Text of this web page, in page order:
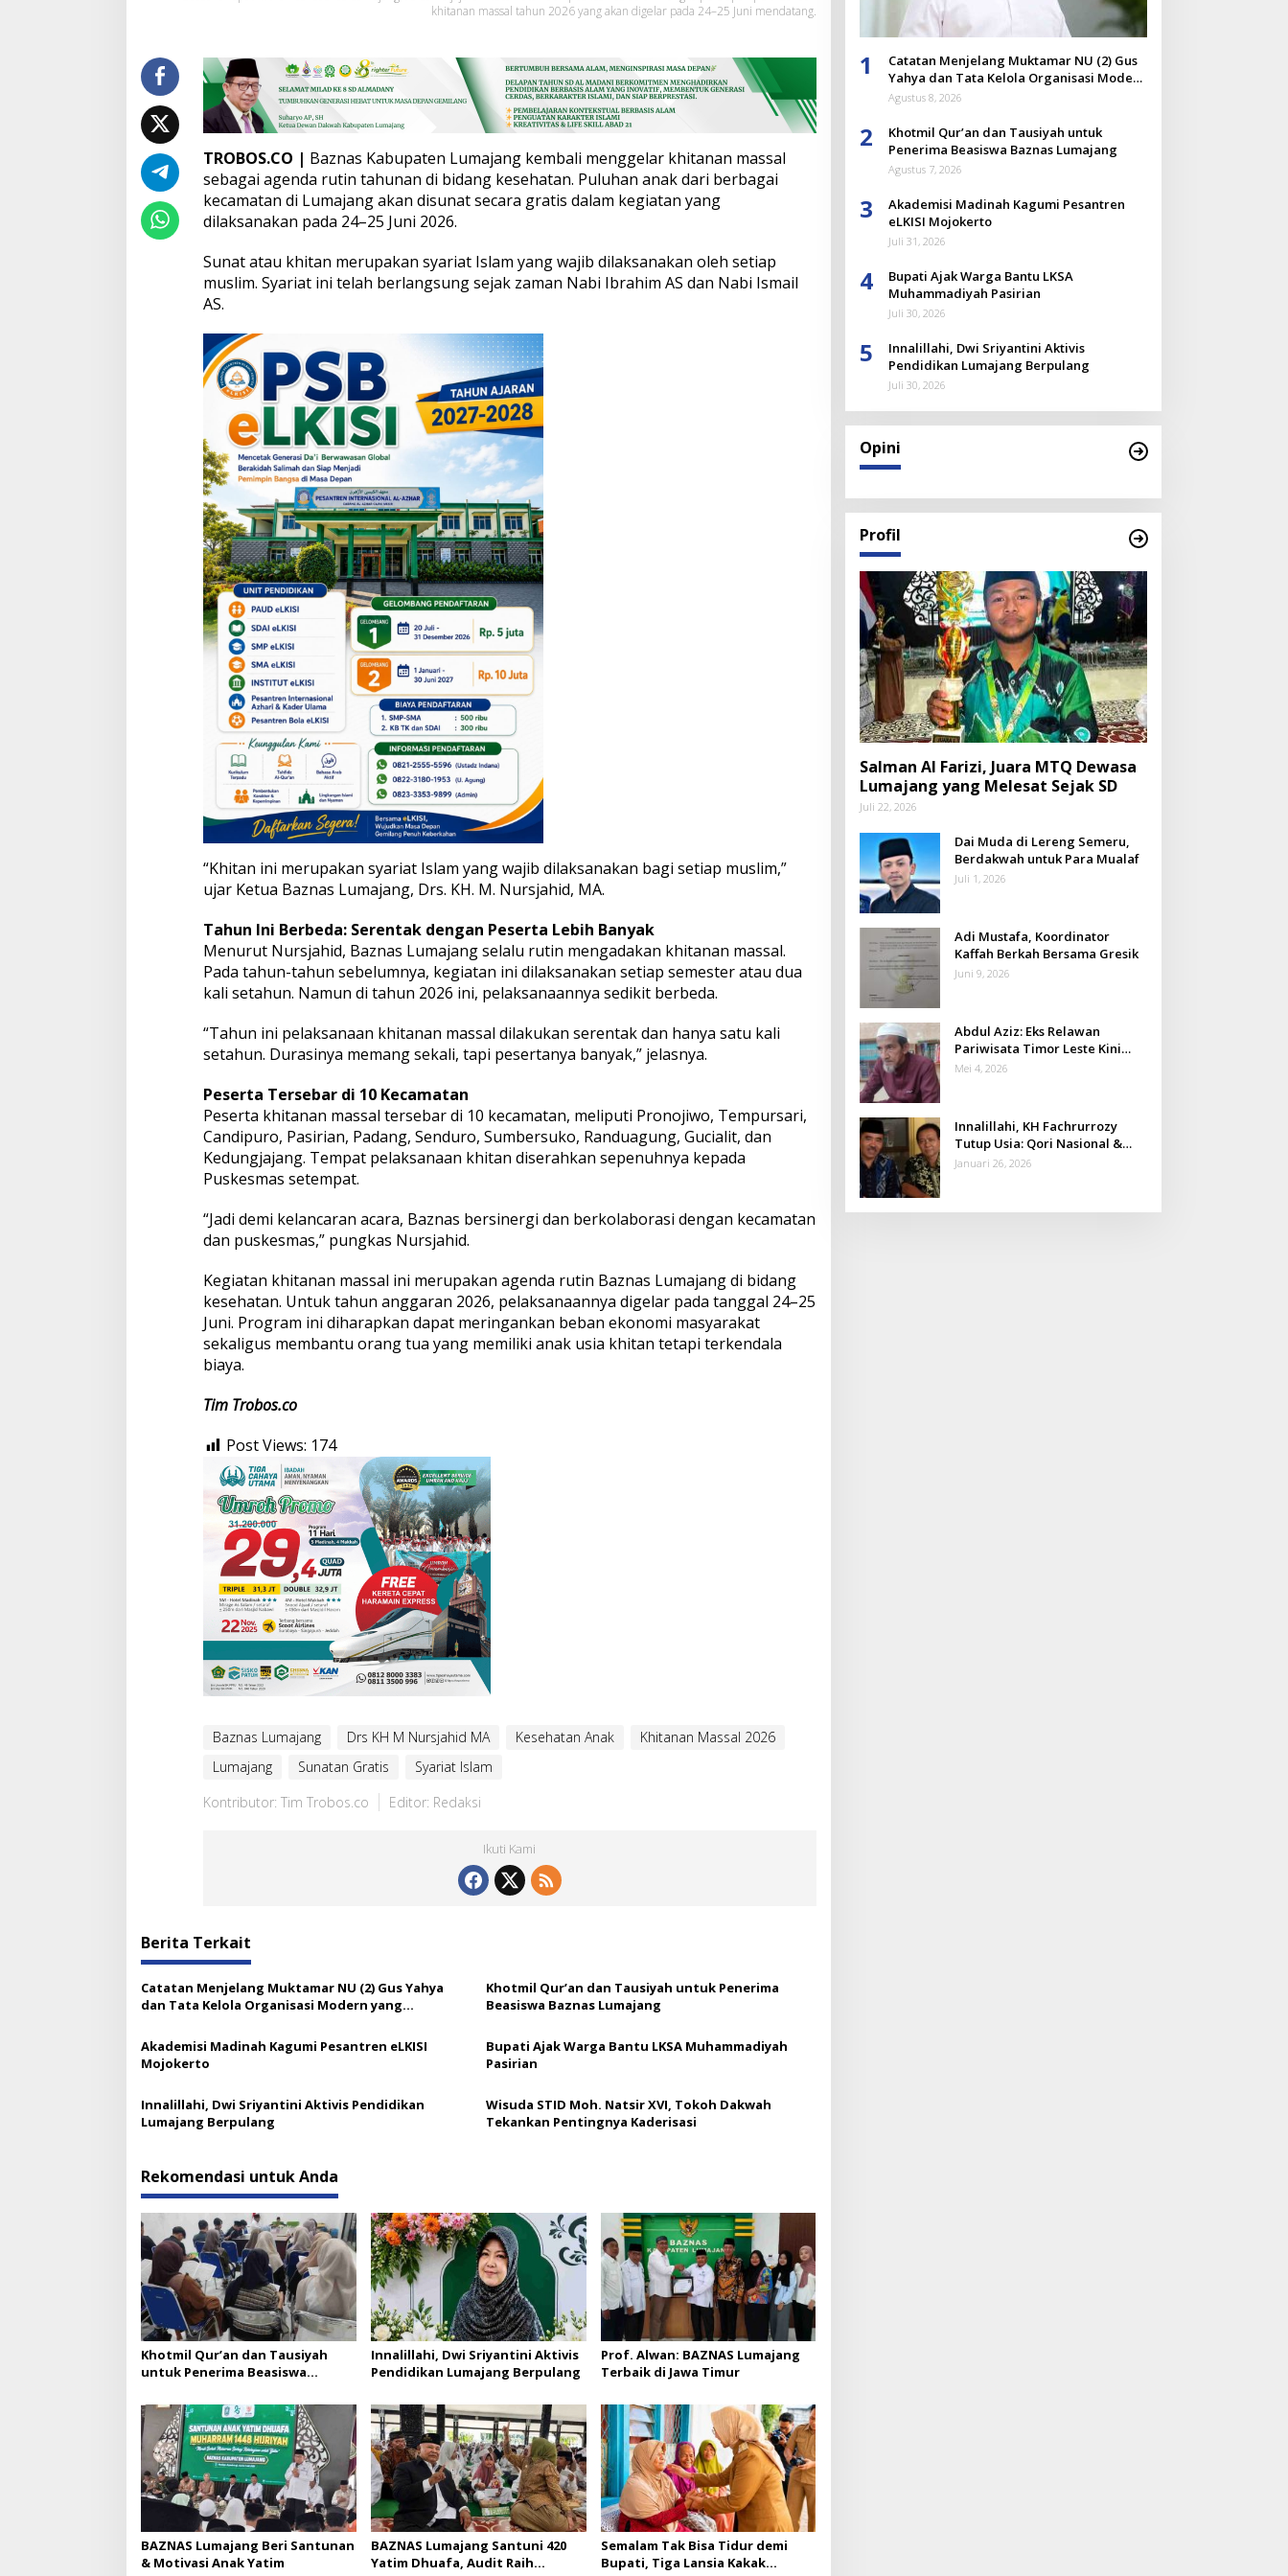
n
a
k
S
i
p
D
i
u
n
a
r
a
t
i
s
khitanan massal tahun 2026 yang akan digelar pada 24–25 Juni mendatang.
TROBOS.CO | Baznas Kabupaten Lumajang kembali menggelar khitanan massal
sebagai agenda rutin tahunan di bidang kesehatan. Puluhan anak dari berbagai
kecamatan di Lumajang akan disunat secara gratis dalam kegiatan yang
dilaksanakan pada 24–25 Juni 2026.
Sunat atau khitan merupakan syariat Islam yang wajib dilaksanakan oleh setiap
muslim. Syariat ini telah berlangsung sejak zaman Nabi Ibrahim AS dan Nabi Ismail
AS.
“Khitan ini merupakan syariat Islam yang wajib dilaksanakan bagi setiap muslim,”
ujar Ketua Baznas Lumajang, Drs. KH. M. Nursjahid, MA.
Tahun Ini Berbeda: Serentak dengan Peserta Lebih Banyak
Menurut Nursjahid, Baznas Lumajang selalu rutin mengadakan khitanan massal.
Pada tahun-tahun sebelumnya, kegiatan ini dilaksanakan setiap semester atau dua
kali setahun. Namun di tahun 2026 ini, pelaksanaannya sedikit berbeda.
“Tahun ini pelaksanaan khitanan massal dilakukan serentak dan hanya satu kali
setahun. Durasinya memang sekali, tapi pesertanya banyak,” jelasnya.
Peserta Tersebar di 10 Kecamatan
Peserta khitanan massal tersebar di 10 kecamatan, meliputi Pronojiwo, Tempursari,
Candipuro, Pasirian, Padang, Senduro, Sumbersuko, Randuagung, Gucialit, dan
Kedungjajang. Tempat pelaksanaan khitan diserahkan sepenuhnya kepada
Puskesmas setempat.
“Jadi demi kelancaran acara, Baznas bersinergi dan berkolaborasi dengan kecamatan
dan puskesmas,” pungkas Nursjahid.
Kegiatan khitanan massal ini merupakan agenda rutin Baznas Lumajang di bidang
kesehatan. Untuk tahun anggaran 2026, pelaksanaannya digelar pada tanggal 24–25
Juni. Program ini diharapkan dapat meringankan beban ekonomi masyarakat
sekaligus membantu orang tua yang memiliki anak usia khitan tetapi terkendala
biaya.
Tim Trobos.co
Post Views: 174
Baznas Lumajang Drs KH M Nursjahid MA Kesehatan Anak
Khitanan Massal 2026
Lumajang
Sunatan Gratis
Syariat Islam
Kontributor: Tim Trobos.co
Editor: Redaksi
Ikuti Kami
Berita Terkait
Catatan Menjelang Muktamar NU (2) Gus Yahya
dan Tata Kelola Organisasi Modern yang
Khotmil Qur’an dan Tausiyah untuk Penerima
Beasiswa Baznas Lumajang
Akademisi Madinah Kagumi Pesantren eLKISI
Mojokerto
Bupati Ajak Warga Bantu LKSA Muhammadiyah
Pasirian
Innalillahi, Dwi Sriyantini Aktivis Pendidikan
Lumajang Berpulang
Wisuda STID Moh. Natsir XVI, Tokoh Dakwah
Tekankan Pentingnya Kaderisasi
Rekomendasi untuk Anda
Khotmil Qur’an dan Tausiyah
untuk Penerima Beasiswa
Innalillahi, Dwi Sriyantini Aktivis
Pendidikan Lumajang Berpulang
Prof. Alwan: BAZNAS Lumajang
Terbaik di Jawa Timur
BAZNAS Lumajang Beri Santunan
& Motivasi Anak Yatim
BAZNAS Lumajang Santuni 420
Yatim Dhuafa, Audit Raih
Semalam Tak Bisa Tidur demi
Bupati, Tiga Lansia Kakak
1
Catatan Menjelang Muktamar NU (2) Gus
Yahya dan Tata Kelola Organisasi Modern
yang Menyandera Dirinya
Agustus 8, 2026
2
Khotmil Qur’an dan Tausiyah untuk
Penerima Beasiswa Baznas Lumajang
Agustus 7, 2026
3
Akademisi Madinah Kagumi Pesantren
eLKISI Mojokerto
Juli 31, 2026
4
Bupati Ajak Warga Bantu LKSA
Muhammadiyah Pasirian
Juli 30, 2026
5
Innalillahi, Dwi Sriyantini Aktivis
Pendidikan Lumajang Berpulang
Juli 30, 2026
Opini
Profil
Salman Al Farizi, Juara MTQ Dewasa
Lumajang yang Melesat Sejak SD
Juli 22, 2026
Dai Muda di Lereng Semeru,
Berdakwah untuk Para Mualaf
Juli 1, 2026
Adi Mustafa, Koordinator
Kaffah Berkah Bersama Gresik
Juni 9, 2026
Abdul Aziz: Eks Relawan
Pariwisata Timor Leste Kini
Takmir Kalisat
Mei 4, 2026
Innalillahi, KH Fachrurrozy
Tutup Usia: Qori Nasional &
Mantan Kadis Kemenag yang
Januari 26, 2026